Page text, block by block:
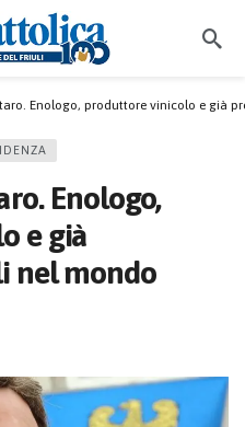
Enologo, produttore vinicolo e già
Enologo,
e già
nel mondo